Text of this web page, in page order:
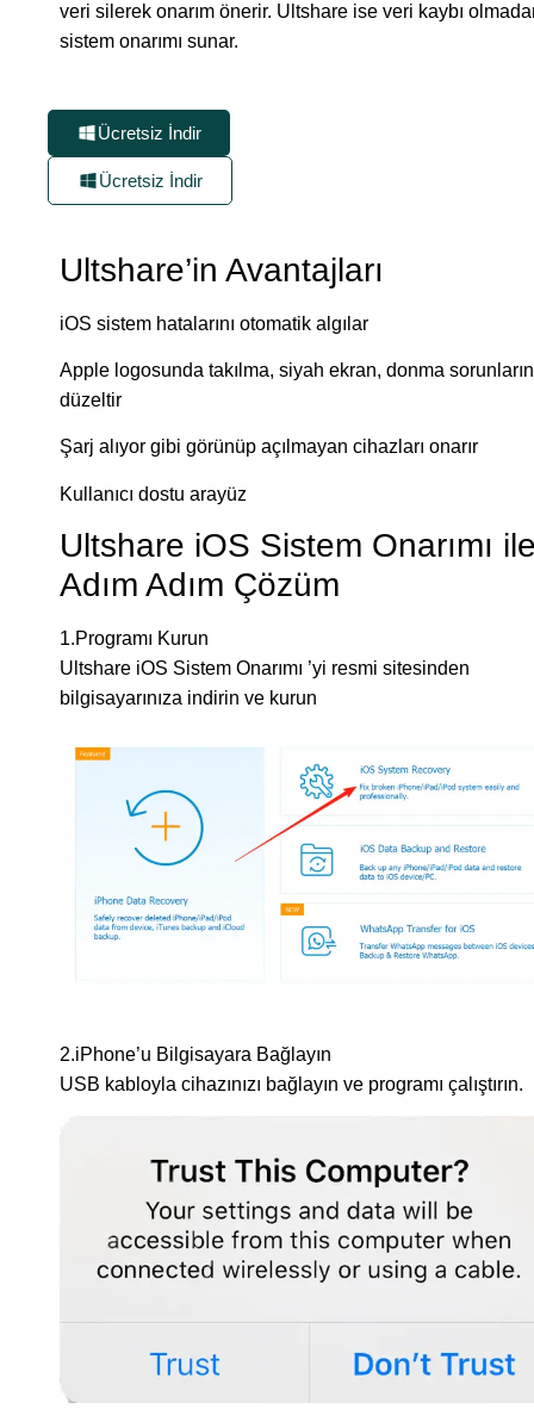
veri silerek onarım önerir. Ultshare ise veri kaybı
sistem onarımı sunar.
Ücretsiz İndir
Ücretsiz İndir
Ultshare’in Avantajları
iOS sistem hatalarını otomatik algılar
Apple logosunda takılma, siyah ekran, donma
düzeltir
Şarj alıyor gibi görünüp açılmayan cihazları onarır
Kullanıcı dostu arayüz
Ultshare iOS Sistem Onarımı
Adım Adım Çözüm
1.Programı Kurun
Ultshare iOS Sistem Onarımı ’yi resmi sitesinden
bilgisayarınıza indirin ve kurun
2.iPhone’u Bilgisayara Bağlayın
USB kabloyla cihazınızı bağlayın ve programı çalıştırın.